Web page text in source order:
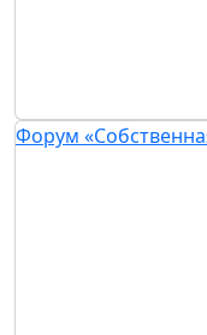
Форум